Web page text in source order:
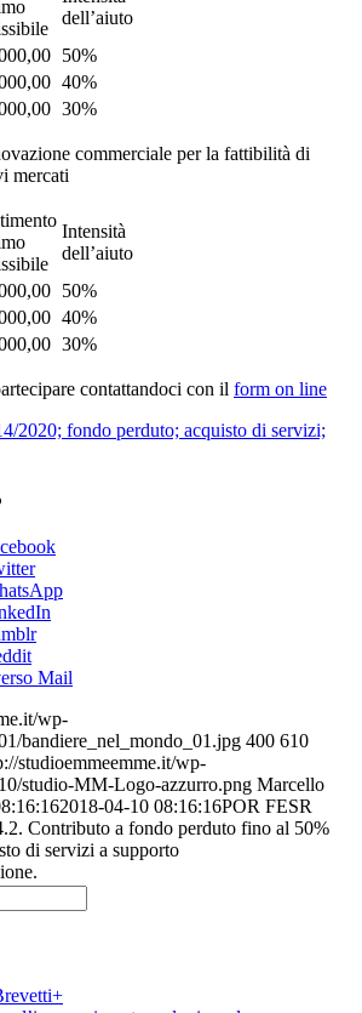
dell’aiuto
50%
40%
30%
commerciale per la fattibilità di
mercati
Intensità
dell’aiuto
50%
40%
30%
contattandoci con il form on line
2020; fondo perduto; acquisto di servizi;
Mail
wp-
bandiere_nel_mondo_01.jpg 400 610
studioemmeemme.it/wp-
studio-MM-Logo-azzurro.png Marcello
2018-04-10 08:16:16POR FESR
Contributo a fondo perduto fino al 50%
di servizi a supporto